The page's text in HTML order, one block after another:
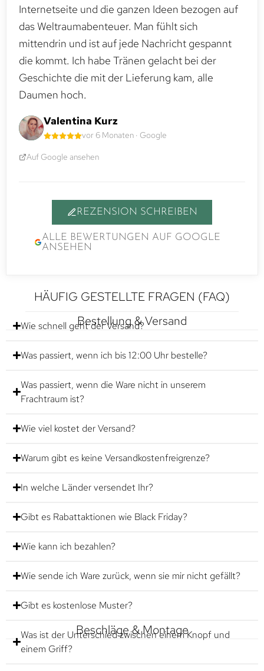
Internetseite und die ganzen Ideen bezogen auf
das Weltraumabenteuer. Man fühlt sich
mittendrin und ist auf jede Nachricht gespannt
die kommt. Ich habe Tränen gelacht bei der
Geschichte die mit der Lieferung kam, alle
Daumen hoch.
Valentina Kurz
vor 6 Monaten · Google
Auf Google ansehen
REZENSION SCHREIBEN
ALLE BEWERTUNGEN AUF GOOGLE
ANSEHEN
HÄUFIG GESTELLTE FRAGEN (FAQ)
Bestellung & Versand
Wie schnell geht der Versand?
Was passiert, wenn ich bis 12:00 Uhr bestelle?
Was passiert, wenn die Ware nicht in unserem
Frachtraum ist?
Wie viel kostet der Versand?
Warum gibt es keine Versandkostenfreigrenze?
In welche Länder versendet Ihr?
Gibt es Rabattaktionen wie Black Friday?
Wie kann ich bezahlen?
Wie sende ich Ware zurück, wenn sie mir nicht gefällt?
Gibt es kostenlose Muster?
Beschläge & Montage
Was ist der Unterschied zwischen einem Knopf und
einem Griff?